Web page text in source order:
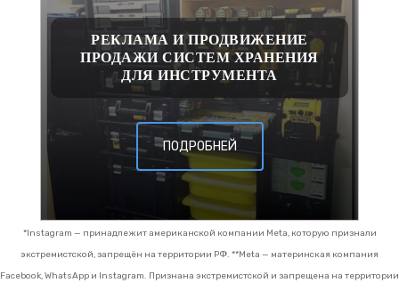
РЕКЛАМА И ПРОДВИЖЕНИЕ
ПРОДАЖИ СИСТЕМ ХРАНЕНИЯ
ДЛЯ ИНСТРУМЕНТА
ПОДРОБНЕЙ
*Instagram — принадлежит американской компании Meta, которую признали
экстремистской, запрещён на территории РФ. **Meta — материнская компания
Facebook, WhatsApp и Instagram. Признана экстремистской и запрещена на территории